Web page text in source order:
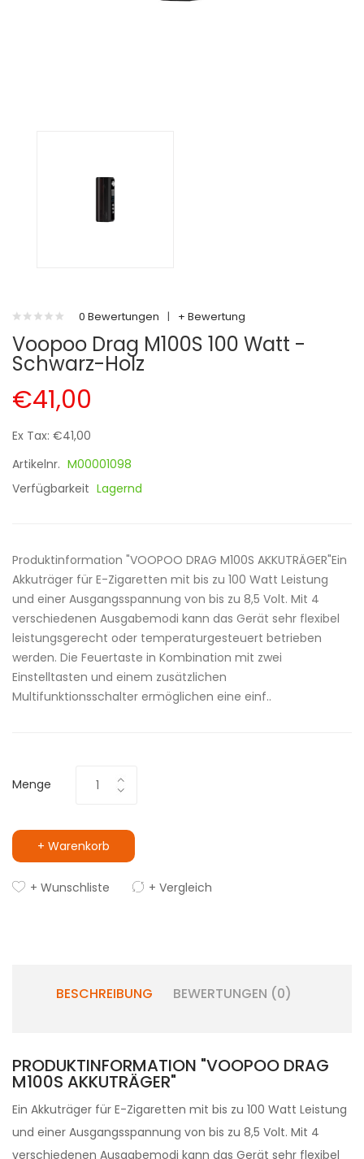
0 Bewertungen | + Bewertung
Voopoo Drag M100S 100 Watt -
Schwarz-Holz
€41,00
Ex Tax: €41,00
Artikelnr. M00001098
Verfügbarkeit Lagernd
Produktinformation "VOOPOO DRAG M100S AKKUTRÄGER"Ein
Akkuträger für E-Zigaretten mit bis zu 100 Watt Leistung
und einer Ausgangsspannung von bis zu 8,5 Volt. Mit 4
verschiedenen Ausgabemodi kann das Gerät sehr flexibel
leistungsgerecht oder temperaturgesteuert betrieben
werden. Die Feuertaste in Kombination mit zwei
Einstelltasten und einem zusätzlichen
Multifunktionsschalter ermöglichen eine einf..
Menge
+ Warenkorb
+ Wunschliste + Vergleich
BESCHREIBUNG BEWERTUNGEN (0)
PRODUKTINFORMATION "VOOPOO DRAG
M100S AKKUTRÄGER"
Ein Akkuträger für E-Zigaretten mit bis zu 100 Watt Leistung
und einer Ausgangsspannung von bis zu 8,5 Volt. Mit 4
verschiedenen Ausgabemodi kann das Gerät sehr flexibel